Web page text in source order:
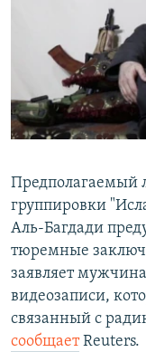
РАСПИСАНИЕ
ПОДПИШИТЕСЬ
СОЦИАЛЬНЫЕ СЕТИ
Все сайты РСЕ/
Предполагаемый
группировки
Аль-Багдади
тюремные
заявляет
видеозаписи,
связанный с
сообщаетReuters.